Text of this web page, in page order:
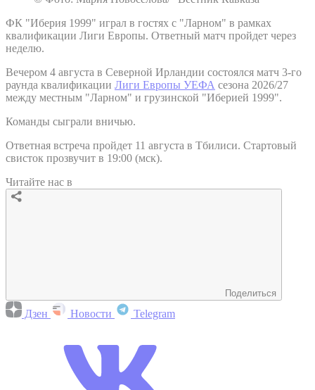
ФК "Иберия 1999" играл в гостях с "Ларном" в рамках
квалификации Лиги Европы. Ответный матч пройдет через
неделю.
Вечером 4 августа в Северной Ирландии состоялся матч 3-го
раунда квалификации Лиги Европы УЕФА сезона 2026/27
между местным "Ларном" и грузинской "Иберией 1999".
Команды сыграли вничью.
Ответная встреча пройдет 11 августа в Тбилиси. Стартовый
свисток прозвучит в 19:00 (мск).
Читайте нас в
Поделиться
Дзен Новости Telegram